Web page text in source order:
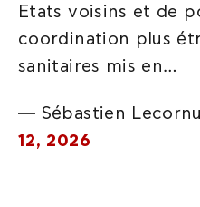
Etats voisins et de
coordination plus
sanitaires mis en…
— Sébastien
12, 2026